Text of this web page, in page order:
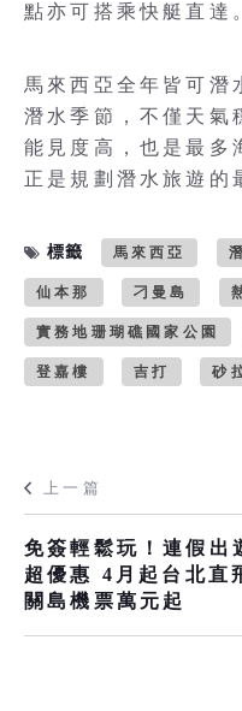
點亦可搭乘快艇直達
馬來西亞全年皆可潛
潛水季節，不僅天氣
能見度高，也是最多
正是規劃潛水旅遊的
標籤 馬來西亞
仙本那 刁曼島
實務地珊瑚礁國家公園
登嘉樓 吉打 砂
上一篇
免簽輕鬆玩！連假出
超優惠 4月起台北直
關島機票萬元起